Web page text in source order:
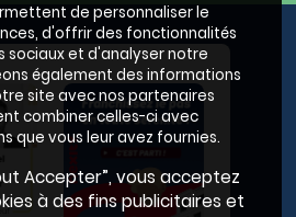
de personnaliser le
d'offrir des fonctionnalités
sociaux et d'analyser notre
également des informations
site avec nos partenaires
combiner celles-ci avec
que vous leur avez fournies.
Accepter”, vous acceptez
à des fins publicitaires et